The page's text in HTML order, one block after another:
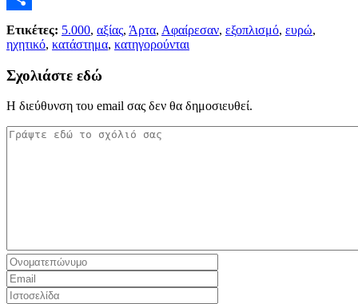
Μοιραστείτε
Ετικέτες: 5.000, αξίας, Άρτα, Αφαίρεσαν, εξοπλισμό, ευρώ,
ηχητικό, κατάστημα, κατηγορούνται
Σχολιάστε εδώ
Η διεύθυνση του email σας δεν θα δημοσιευθεί.